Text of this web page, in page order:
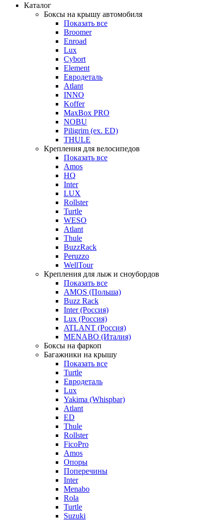
Каталог
Боксы на крышу автомобиля
Показать все
Broomer
Enroad
Lux
Cybort
Element
Евродеталь
Atlant
INNO
Koffer
MaxBox PRO
NOBU
Piligrim (ex. ED)
THULE
Крепления для велосипедов
Показать все
Amos
HQ
Inter
LUX
Rollster
Turtle
WESO
Atlant
Thule
BuzzRack
Peruzzo
WellTour
Крепления для лыж и сноубордов
Показать все
AMOS (Польша)
Buzz Rack
Inter (Россия)
Lux (Россия)
ATLANT (Россия)
MENABO (Италия)
Боксы на фаркоп
Багажники на крышу
Показать все
Turtle
Евродеталь
Lux
Yakima (Whispbar)
Atlant
ED
Thule
Rollster
FicoPro
Amos
Опоры
Поперечины
Inter
Menabo
Rola
Turtle
Suzuki